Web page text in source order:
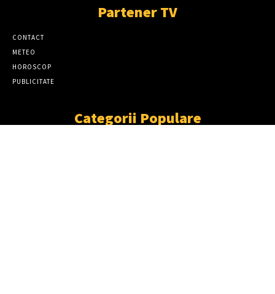
Partener TV
CONTACT
METEO
HOROSCOP
PUBLICITATE
Categorii Populare